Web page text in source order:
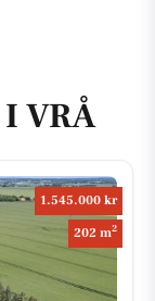
VRÅ
1.545.000 kr
202 m2